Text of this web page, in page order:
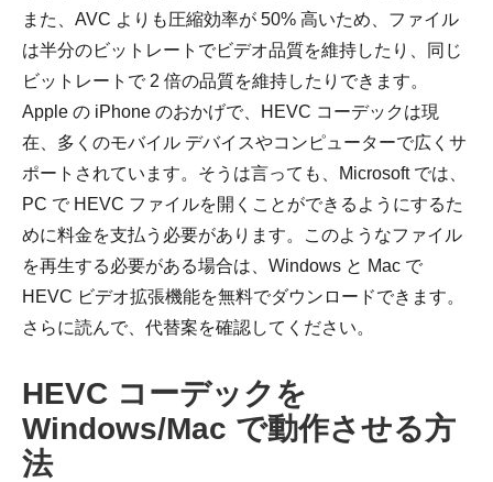
また、AVC よりも圧縮効率が 50% 高いため、ファイル
は半分のビットレートでビデオ品質を維持したり、同じ
ビットレートで 2 倍の品質を維持したりできます。
Apple の iPhone のおかげで、HEVC コーデックは現
在、多くのモバイル デバイスやコンピューターで広くサ
ポートされています。そうは言っても、Microsoft では、
PC で HEVC ファイルを開くことができるようにするた
めに料金を支払う必要があります。このようなファイル
を再生する必要がある場合は、Windows と Mac で
HEVC ビデオ拡張機能を無料でダウンロードできます。
さらに読んで、代替案を確認してください。
HEVC コーデックを
Windows/Mac で動作させる方
法